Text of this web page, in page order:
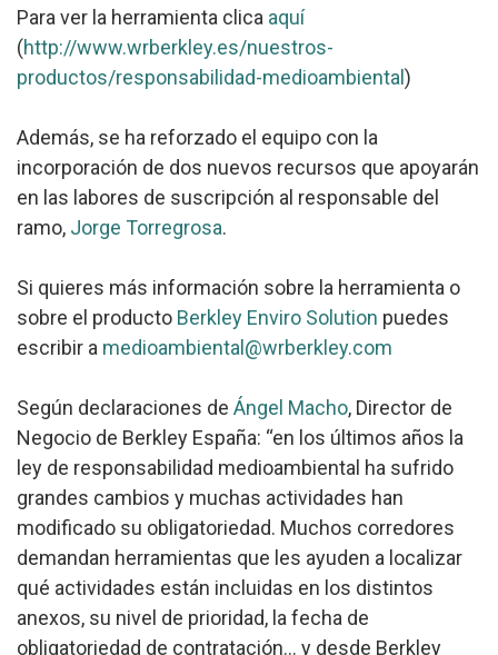
Para ver la herramienta clica aquí
(http://www.wrberkley.es/nuestros-
productos/responsabilidad-medioambiental )
Además, se ha reforzado el equipo con la
incorporación de dos nuevos recursos que apoyarán
en las labores de suscripción al responsable del
ramo, Jorge Torregrosa.
Si quieres más información sobre la herramienta o
sobre el producto Berkley Enviro Solution puedes
escribir a medioambiental@wrberkley.com
Según declaraciones de Ángel Macho, Director de
Negocio de Berkley España: “en los últimos años la
ley de responsabilidad medioambiental ha sufrido
grandes cambios y muchas actividades han
modificado su obligatoriedad. Muchos corredores
demandan herramientas que les ayuden a localizar
qué actividades están incluidas en los distintos
anexos, su nivel de prioridad, la fecha de
obligatoriedad de contratación… y desde Berkley